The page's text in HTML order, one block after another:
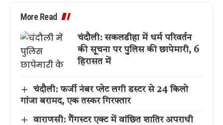
More Read
चंदौली: सकलडीहा में धर्म परिवर्तन
की सूचना पर पुलिस की छापेमारी, 6
हिरासत में
चंदौली: फर्जी नंबर प्लेट लगी डस्टर से 24 किलो
गांजा बरामद, एक तस्कर गिरफ्तार
वाराणसी: गैंगस्टर एक्ट में वांछित शातिर अपराधी